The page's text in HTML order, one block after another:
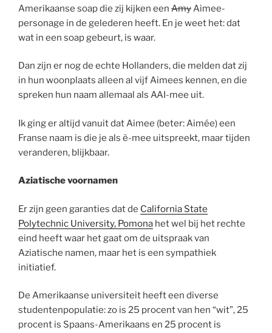
Amerikaanse soap die zij kijken een AmyAimee-
personage in de gelederen heeft. En je weet het: dat
wat in een soap gebeurt, is waar.
Dan zijn er nog de echte Hollanders, die melden dat zij
in hun woonplaats alleen al vijf Aimees kennen, en die
spreken hun naam allemaal als AAI-mee uit.
Ik ging er altijd vanuit dat Aimee (beter: Aimée) een
Franse naam is die je als è-mee uitspreekt, maar tijden
veranderen, blijkbaar.
Aziatische voornamen
Er zijn geen garanties dat de California State
Polytechnic University, Pomona het wel bij het rechte
eind heeft waar het gaat om de uitspraak van
Aziatische namen, maar het is een sympathiek
initiatief.
De Amerikaanse universiteit heeft een diverse
studentenpopulatie: zo is 25 procent van hen “wit”, 25
procent is Spaans-Amerikaans en 25 procent is